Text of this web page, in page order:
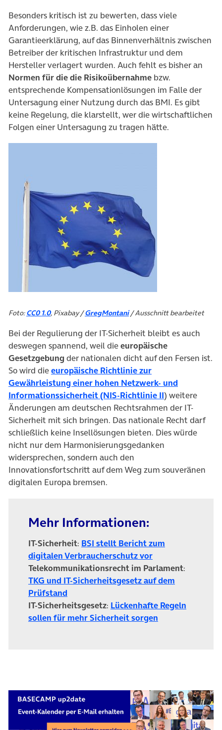
Besonders kritisch ist zu bewerten, dass viele
Anforderungen, wie z.B. das Einholen einer
Garantieerklärung, auf das Binnenverhältnis zwischen
Betreiber der kritischen Infrastruktur und dem
Hersteller verlagert wurden. Auch fehlt es bisher an
Normen für die die Risikoübernahme bzw.
entsprechende Kompensationlösungen im Falle der
Untersagung einer Nutzung durch das BMI. Es gibt
keine Regelung, die klarstellt, wer die wirtschaftlichen
Folgen einer Untersagung zu tragen hätte.
Foto:CC0 1.0, Pixabay /GregMontani/ Ausschnitt bearbeitet
Bei der Regulierung der IT-Sicherheit bleibt es auch
deswegen spannend, weil dieeuropäische
Gesetzgebung der nationalen dicht auf den Fersen ist.
So wird dieeuropäische Richtlinie zur
Gewährleistung einer hohen Netzwerk- und
Informationssicherheit (NIS-Richtlinie II(öffnet in
) weitere
Änderungen am deutschen Rechtsrahmen der IT-
Sicherheit mit sich bringen. Das nationale Recht darf
schließlich keine Insellösungen bieten. Dies würde
nicht nur dem Harmonisierungsgedanken
widersprechen, sondern auch den
Innovationsfortschritt auf dem Weg zum souveränen
digitalen Europa bremsen.
Mehr Informationen:
IT-Sicherheit: BSI stellt Bericht zum
digitalen Verbraucherschutz vor(öffnet in neuem
Telekommunikationsrecht im Parlament:
TKG und IT-Sicherheitsgesetz auf dem
Prüfstand
IT-Sicherheitsgesetz: Lückenhafte Regeln
sollen für mehr Sicherheit sorgen